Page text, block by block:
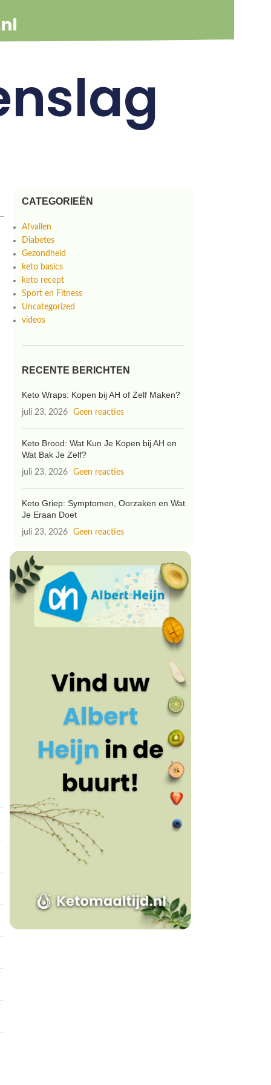
CATEGORIEËN
Afvallen
Diabetes
Gezondheid
keto basics
keto recept
Sport en Fitness
Uncategorized
videos
RECENTE BERICHTEN
Keto Wraps: Kopen bij AH of Zelf Maken?
juli 23, 2026 Geen reacties
Keto Brood: Wat Kun Je Kopen bij AH en
Wat Bak Je Zelf?
juli 23, 2026 Geen reacties
Keto Griep: Symptomen, Oorzaken en Wat
Je Eraan Doet
juli 23, 2026 Geen reacties